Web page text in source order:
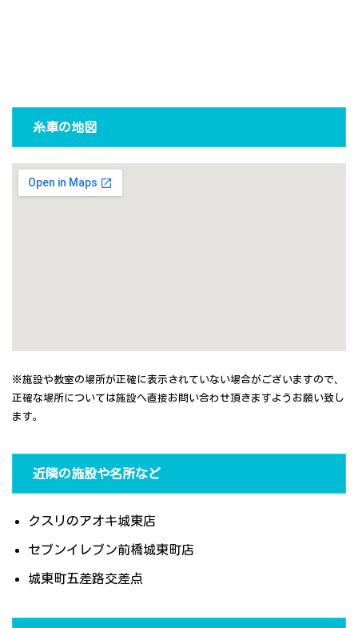
糸車の地図
※施設や教室の場所が正確に表示されていない場合がございますので、
正確な場所については施設へ直接お問い合わせ頂きますようお願い致し
ます。
近隣の施設や名所など
クスリのアオキ城東店
セブンイレブン前橋城東町店
城東町五差路交差点